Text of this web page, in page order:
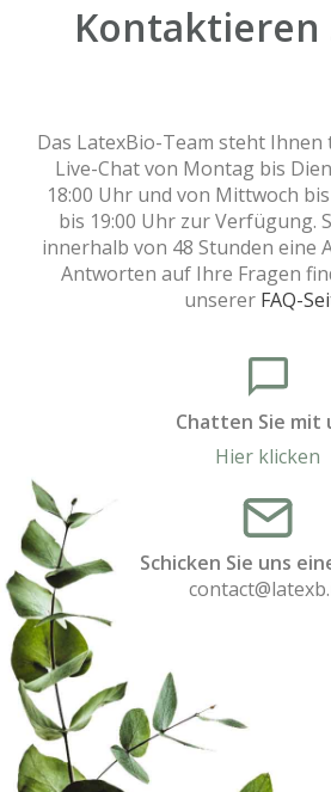
Kontaktieren
Das LatexBio-Team steht
Live-Chat von Montag bis
18:00 Uhr und von Mittwoch
bis 19:00 Uhr zur Verfügung.
innerhalb von 48 Stunden eine
Antworten auf Ihre Fragen
unserer FAQ-
Chatten Sie mit
Hier klicken
Schicken Sie uns